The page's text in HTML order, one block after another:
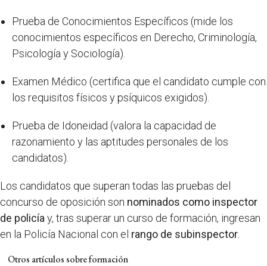
Prueba de Conocimientos Específicos (mide los
conocimientos específicos en Derecho, Criminología,
Psicología y Sociología).
Examen Médico (certifica que el candidato cumple con
los requisitos físicos y psíquicos exigidos).
Prueba de Idoneidad (valora la capacidad de
razonamiento y las aptitudes personales de los
candidatos).
Los candidatos que superan todas las pruebas del
concurso de oposición son nominados como inspector
de policía y, tras superar un curso de formación, ingresan
en la Policía Nacional con el rango de subinspector
Otros artículos sobre formación